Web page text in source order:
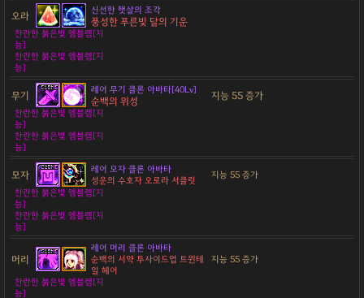
오라 신선한 햇살의 조각
풍성한 푸른빛 달의 기운
찬란한 붉은빛 엠블렘[지
능]
찬란한 붉은빛 엠블렘[지
능]
무기 레어 무기 클론 아바타[40Lv]
순백의 위성 지능 55 증가
찬란한 붉은빛 엠블렘[지
능]
찬란한 붉은빛 엠블렘[지
능]
모자
레어 모자 클론 아바타
성운의 수호자 오로라 서클릿
지능 55 증가
찬란한 붉은빛 엠블렘[지
능]
찬란한 붉은빛 엠블렘[지
능]
머리
레어 머리 클론 아바타
순백의 서약 투사이드업 트윈테
일 헤어
지능 55 증가
찬란한 붉은빛 엠블렘[지
능]